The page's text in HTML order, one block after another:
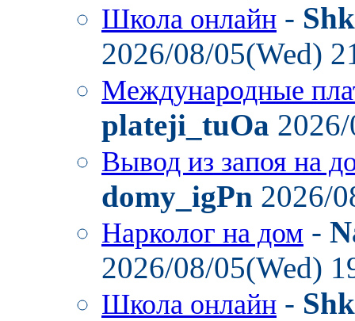
Школа онлайн -
2026/08/05(Wed)
Международные
plateji_tuOa
Вывод из запоя на
domy_igPn 2026/
Нарколог на дом -
2026/08/05(Wed)
Школа онлайн -